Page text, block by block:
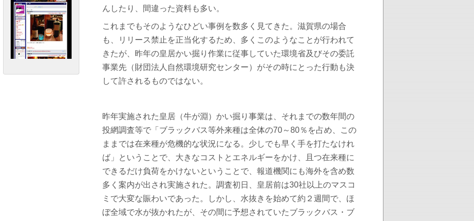
んしたり、間違った資料も多い。
これまでもそのようなひどい事例を数多く見てきた。滋賀県の場合
も、リリース禁止を正当化するため、多くこのようなことが行われて
きたが、昨年の皇居かい掘り作業に従事していた環境省及びその委託
事業先（財団法人自然環境研究センター）がその時にとった行動も決
して許されるものではない。
昨年実施された皇居（牛が淵）かい掘り事業は、それまでの数年間の
投網調査等で「ブラックバス等外来種は全体の70～80％を占め、この
ままでは在来種が危機的な状況になる。少しでも早く手を打たなけれ
ば」ということで、大きなコストとエネルギーをかけ、且つ在来種に
できるだけ負荷をかけないということで、報道機関にも海外を含め数
多く案内が出され実施された。調査初日、皇居前は30社以上のマスコ
ミで大変な賑わいであった。しかし、水抜きを始めて約２週間で、ほ
ぼ全域で水が抜かれたが、その間に予想されていたブラックバス・ブ